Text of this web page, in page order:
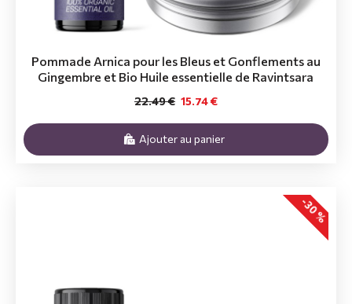
Pommade Arnica pour les Bleus et Gonflements au
Gingembre et Bio Huile essentielle de Ravintsara
15.74 €
22.49 €
Ajouter au panier
-30 %